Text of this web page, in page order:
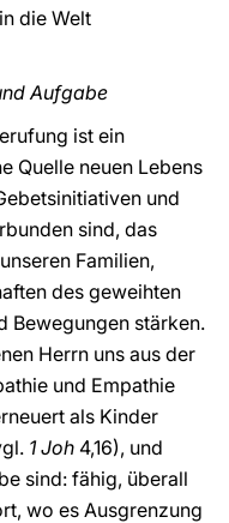
die Welt
Aufgabe
ist ein
Quelle neuen Lebens
und
sind, das
Familien,
des geweihten
Bewegungen stärken.
Herrn uns aus der
und Empathie
als Kinder
1 Joh 4,16), und
sind: fähig, überall
wo es Ausgrenzung